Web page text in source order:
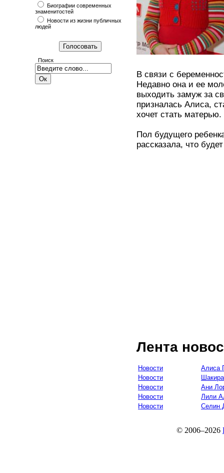
Биографии современных
знаменитостей
Новости из жизни публичных
людей
Поиск
В связи с
Недавно она и ее
выходить замуж за
призналась Алиса,
хочет стать матерью.
Пол будущего
рассказала, что
Лента
Новости
Алиса
Новости
Новости
Ани
Новости
Лили
Новости
Селин
© 2006–2026